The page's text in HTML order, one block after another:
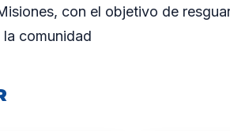
con el objetivo de
la comunidad